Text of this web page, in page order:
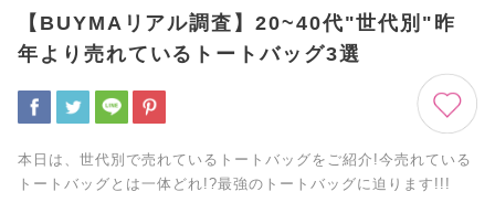
【BUYMAリアル調査】20~40代"世代別"昨
年より売れているトートバッグ3選
本日は、世代別で売れているトートバッグをご紹介!今売れている
トートバッグとは一体どれ!?最強のトートバッグに迫ります!!!